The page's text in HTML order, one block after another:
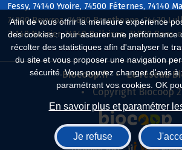
Afin de vous offrir la meilleure expérience
des cookies : pour assurer une performance
récolter des statistiques afin d'analyser le
du site et vous proposer une navigation
sécurité. Vous pouvez changer d'avis à
paramétrant vos cookies. OK
En savoir plus et paramétrer
Je refuse
Fessy, 74140 Yvoire, 74500 Féternes, 74140
74200 Reyvroz, 74890 Brenthonne, 74470
74140 Nernier, 74140 Ballaison, 74890 Bons-
Biocoop.fr
Le réseau
Copyright Biocoop
Réalisé par